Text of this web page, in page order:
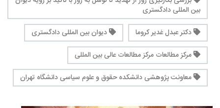
بین المللی دادگستری
دکتر عبدل غدیر کروما
دیوان بین المللی دادگستری
مرکز مطالعات مرکز مطالعات عالی بین المللی
معاونت پژوهشی دانشکده حقوق و علوم سیاسی دانشگاه تهران